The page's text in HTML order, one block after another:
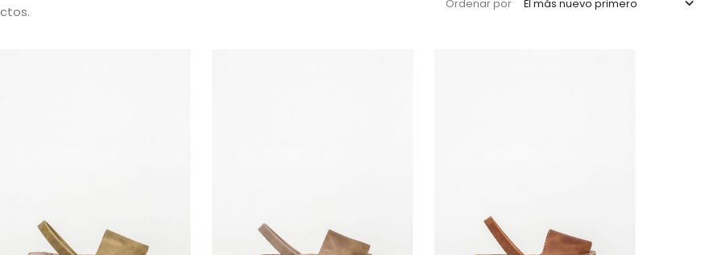
Ordenar por El más nuevo primero 